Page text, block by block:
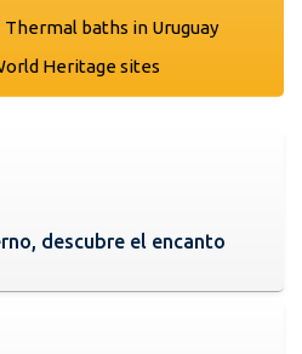
Thermal baths in Uruguay
Heritage sites
descubre el encanto